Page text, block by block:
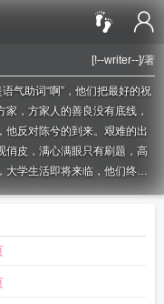
[!--writer--]/著
气助词“啊”，他们把最好的祝
，方家人的善良没有底线，
他反对陈兮的到来。艰难的出
俏皮，满心满眼只有刷题，高
大学生活即将来临，他们终于
聪慧，看似迟钝却敏锐异常，
。
资源
免费阅读全文晋江